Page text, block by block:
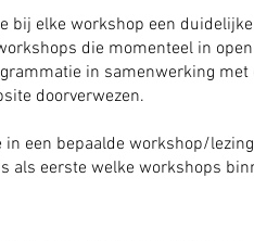
bij elke workshop een
die momenteel in
in samenwerking
doorverwezen.
in een bepaalde workshop/
als eerste welke workshops